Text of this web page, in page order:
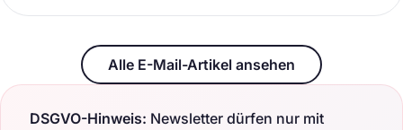
Alle E-Mail-Artikel ansehen
DSGVO-Hinweis: Newsletter dürfen nur mit